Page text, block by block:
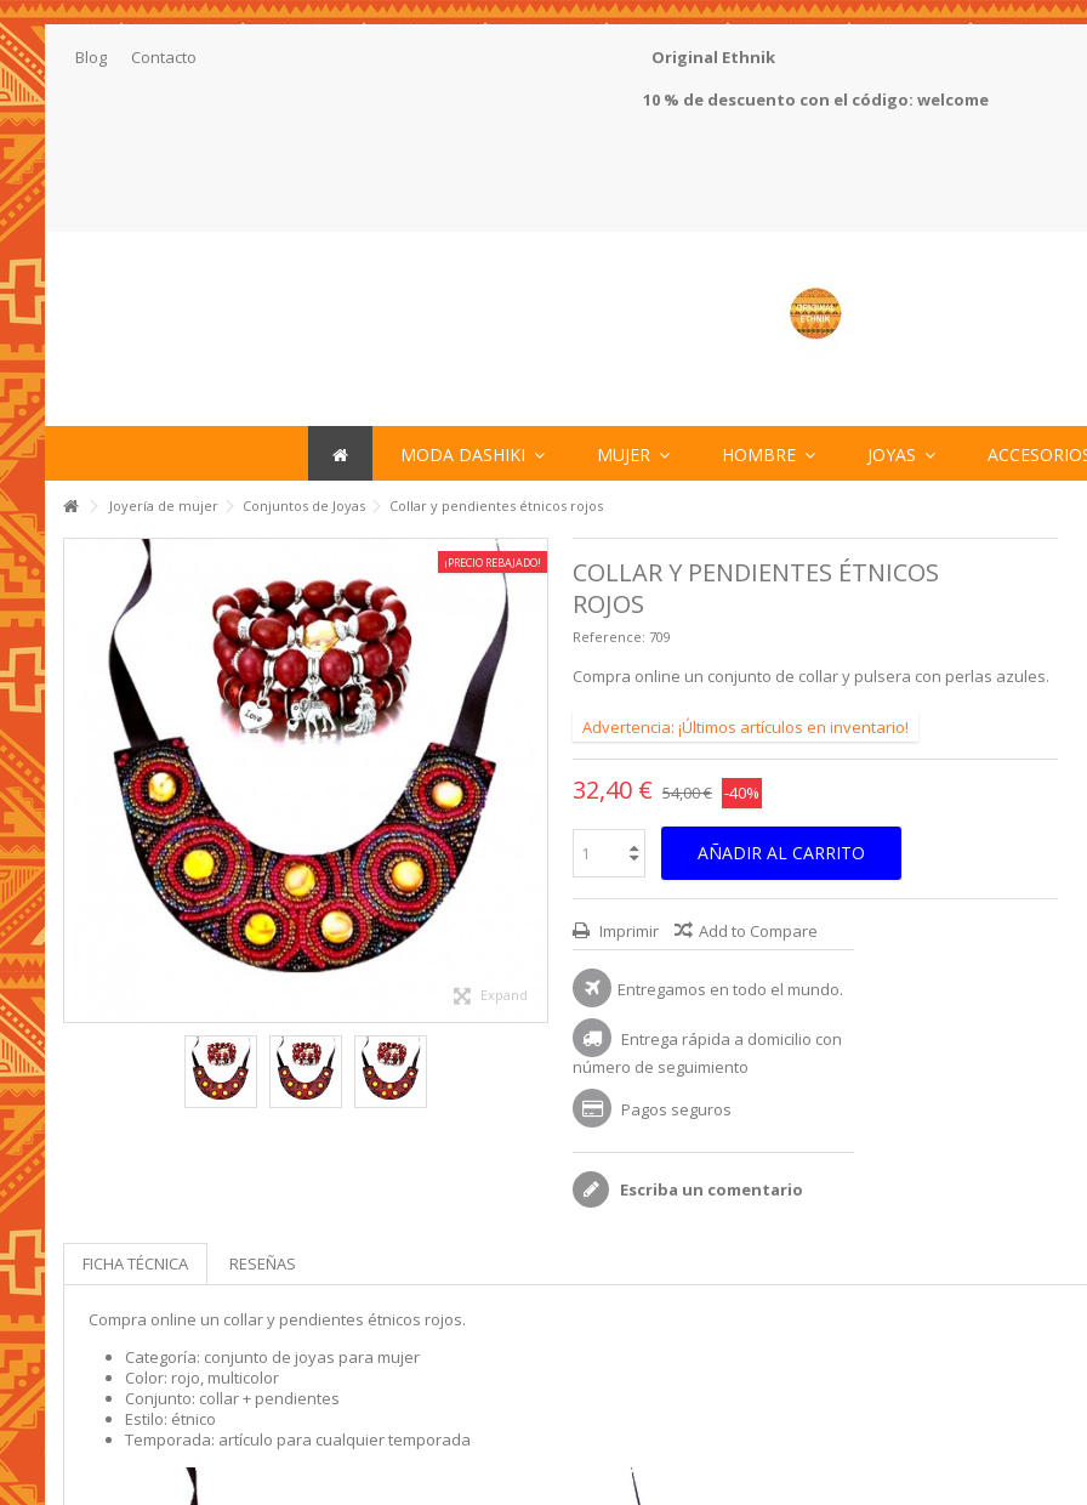
Blog Contacto
Original Ethnik
10 % de descuento con el código: welcome
MODA DASHIKI MUJER HOMBRE JOYAS
Joyería de mujer Conjuntos de Joyas Collar y pendientes étnicos rojos
¡PRECIO REBAJADO!
Expand
COLLAR Y PENDIENTES ÉTNICOS
ROJOS
Reference: 709
Compra online un conjunto de collar y pulsera con perlas azules.
Advertencia: ¡Últimos artículos en inventario!
32,40 € 54,00 € -40%
AÑADIR AL CARRITO
Imprimir Add to Compare
Entregamos en todo el mundo.
Entrega rápida a domicilio con
número de seguimiento
Pagos seguros
Escriba un comentario
FICHA TÉCNICA RESEÑAS
Compra online un collar y pendientes étnicos rojos.
Categoría: conjunto de joyas para mujer
Color: rojo, multicolor
Conjunto: collar + pendientes
Estilo: étnico
Temporada: artículo para cualquier temporada